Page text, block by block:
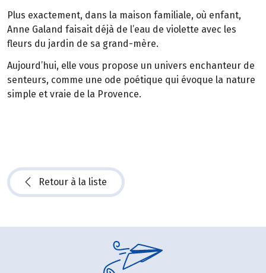
Plus exactement, dans la maison familiale, où enfant,
Anne Galand faisait déjà de l’eau de violette avec les
fleurs du jardin de sa grand-mère.
Aujourd’hui, elle vous propose un univers enchanteur de
senteurs, comme une ode poétique qui évoque la nature
simple et vraie de la Provence.
Retour à la liste